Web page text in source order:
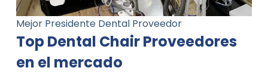
Mejor Presidente Dental Proveedor
Top Dental Chair Proveedores
en el mercado